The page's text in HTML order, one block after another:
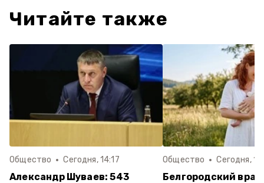
Читайте также
Общество Сегодня, 14:17
Александр Шуваев: 543
Общество Сегодня,
Белгородский